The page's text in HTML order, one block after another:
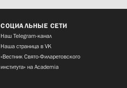
СОЦИАЛЬНЫЕ СЕТИ
Наш Telegram-канал
Наша страница в VK
«Вестник Свято-Филаретовского
института» на Academia